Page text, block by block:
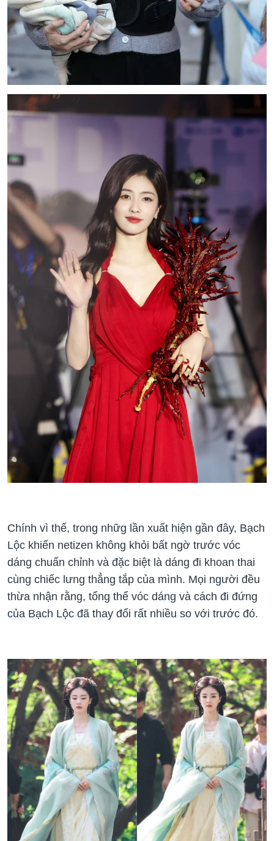
Chính vì thế, trong nhữg lần xuất hiện gần đây, Bạch
Lộc khiến netizen không khỏi bất ngờ trước vóc
dáng chuẩn chỉnh và đặc biệt là dáng đi khoan thai
cùng chiếc lưng thẳng tắp của mình. Mọi người đều
thừa nhận rằng, tổng thể vóc dáng và cách đi đứng
của Bạch Lộc đã thay đổi rất nhiều so với trước đó.